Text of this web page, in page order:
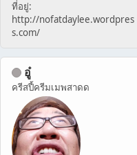
ที่อยู่:
http://nofatdaylee.wordpres
s.com/
อู๋
ครีสปี้ครีมเมพสาดด